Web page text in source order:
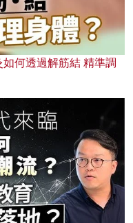
何透過解筋結 精準調